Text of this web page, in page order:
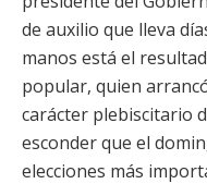
de auxilio que lleva
manos está el
popular, quien
carácter plebiscitario
esconder que el
elecciones más